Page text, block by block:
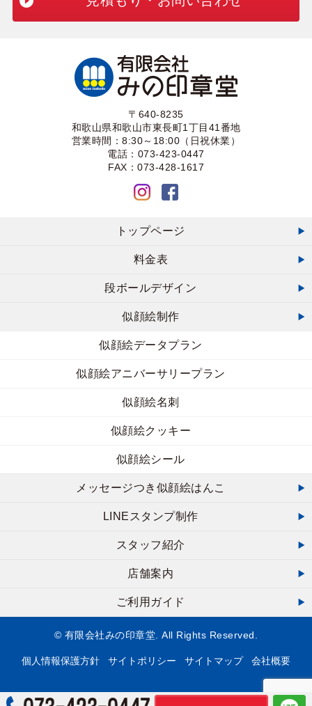
〒640-8235
和歌山県和歌山市東長町1丁目41番地
営業時間：8:30～18:00（日祝休業）
電話：073-423-0447
FAX：073-428-1617
トップページ
料金表
段ボールデザイン
似顔絵制作
似顔絵データプラン
似顔絵アニバーサリープラン
似顔絵名刺
似顔絵クッキー
似顔絵シール
メッセージつき似顔絵はんこ
LINEスタンプ制作
スタッフ紹介
店舗案内
ご利用ガイド
© 有限会社みの印章堂. All Rights Reserved.
個人情報保護方針 サイトポリシー サイトマップ 会社概要